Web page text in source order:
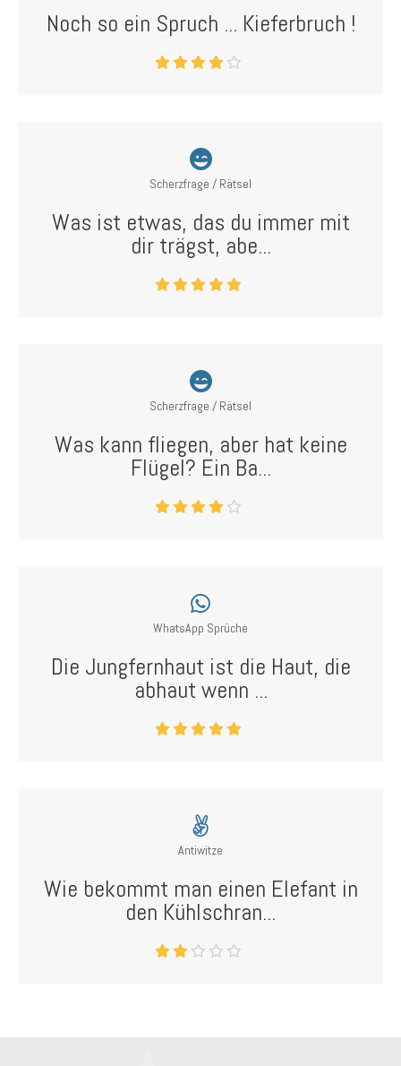
Noch so ein Spruch ... Kieferbruch !
Scherzfrage / Rätsel
Was ist etwas, das du immer mit
dir trägst, abe...
Scherzfrage / Rätsel
Was kann fliegen, aber hat keine
Flügel? Ein Ba...
WhatsApp Sprüche
Die Jungfernhaut ist die Haut, die
abhaut wenn ...
Antiwitze
Wie bekommt man einen Elefant in
den Kühlschran...